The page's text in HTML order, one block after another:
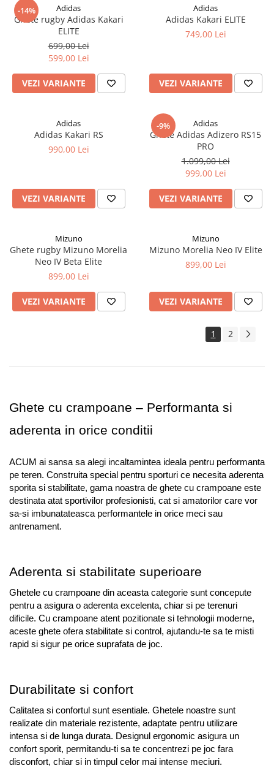
-14% Adidas
Ghete rugby Adidas Kakari
ELITE
699,00 Lei
599,00 Lei
VEZI VARIANTE
Adidas
Adidas Kakari ELITE
749,00 Lei
VEZI VARIANTE
Adidas
Adidas Kakari RS
990,00 Lei
VEZI VARIANTE
-9% Adidas
Ghete Adidas Adizero RS15
PRO
1.099,00 Lei
999,00 Lei
VEZI VARIANTE
Mizuno
Ghete rugby Mizuno Morelia
Neo IV Beta Elite
899,00 Lei
VEZI VARIANTE
Mizuno
Mizuno Morelia Neo IV Elite
899,00 Lei
VEZI VARIANTE
1 2
Ghete cu crampoane – Performanta si
aderenta in orice conditii
ACUM ai sansa sa alegi incaltamintea ideala pentru performanta
pe teren. Construita special pentru sporturi ce necesita aderenta
sporita si stabilitate, gama noastra de ghete cu crampoane este
destinata atat sportivilor profesionisti, cat si amatorilor care vor
sa-si imbunatateasca performantele in orice meci sau
antrenament.
Aderenta si stabilitate superioare
Ghetele cu crampoane din aceasta categorie sunt concepute
pentru a asigura o aderenta excelenta, chiar si pe terenuri
dificile. Cu crampoane atent pozitionate si tehnologii moderne,
aceste ghete ofera stabilitate si control, ajutandu-te sa te misti
rapid si sigur pe orice suprafata de joc.
Durabilitate si confort
Calitatea si confortul sunt esentiale. Ghetele noastre sunt
realizate din materiale rezistente, adaptate pentru utilizare
intensa si de lunga durata. Designul ergonomic asigura un
confort sporit, permitandu-ti sa te concentrezi pe joc fara
disconfort, chiar si in timpul celor mai intense meciuri.